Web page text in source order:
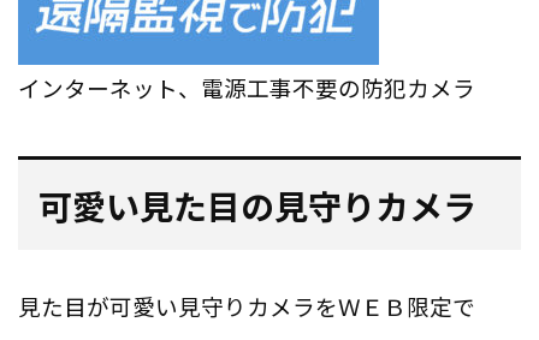
インターネット、電源工事不要の防犯カメラ
可愛い見た目の見守りカメラ
見た目が可愛い見守りカメラをＷＥＢ限定で